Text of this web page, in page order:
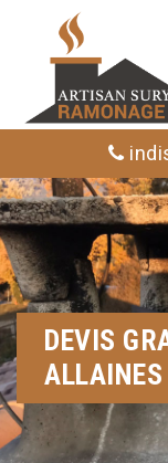
DEVIS